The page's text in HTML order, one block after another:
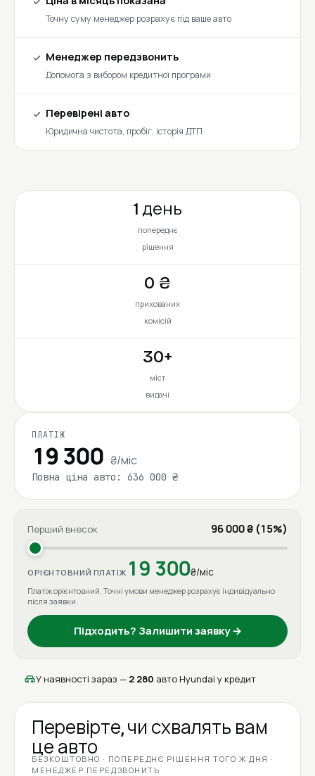
Точну суму менеджер розрахує під ваше авто
Менеджер передзвонить
Допомога з вибором кредитної програми
Перевірені авто
Юридична чистота, пробіг, історія ДТП
1 день
попереднє
рішення
0 ₴
прихованих
комісій
30+
міст
видачі
ПЛАТІЖ
19 300 ₴/міс
Повна ціна авто: 636 000 ₴
Перший внесок 96 000 ₴ (15%)
ОРІЄНТОВНИЙ ПЛАТІЖ 19 300₴/міс
Платіж орієнтовний. Точні умови менеджер розрахує індивідуально
після заявки.
Підходить? Залишити заявку →
У наявності зараз — 2 280 авто Hyundai у кредит
Перевірте, чи схвалять вам
це авто
БЕЗКОШТОВНО · ПОПЕРЕДНЄ РІШЕННЯ ТОГО Ж ДНЯ ·
МЕНЕДЖЕР ПЕРЕДЗВОНИТЬ